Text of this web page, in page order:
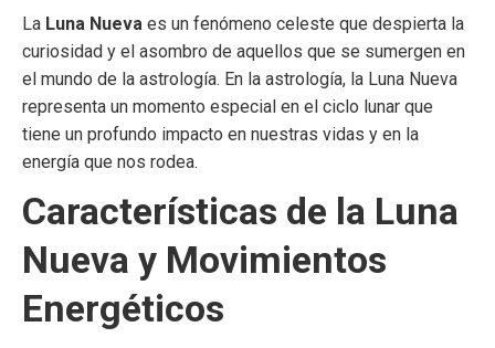
La Luna Nueva es un fenómeno celeste que despierta la
curiosidad y el asombro de aquellos que se sumergen en
el mundo de la astrología. En la astrología, la Luna Nueva
representa un momento especial en el ciclo lunar que
tiene un profundo impacto en nuestras vidas y en la
energía que nos rodea.
Características de la Luna
Nueva y Movimientos
Energéticos